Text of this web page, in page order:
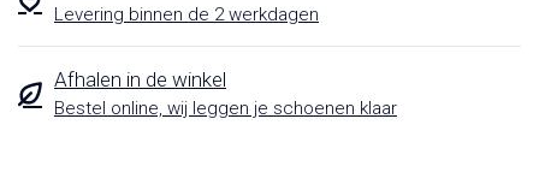
Levering binnen de 2 werkdagen
Afhalen in de winkel
Bestel online, wij leggen je schoenen klaar